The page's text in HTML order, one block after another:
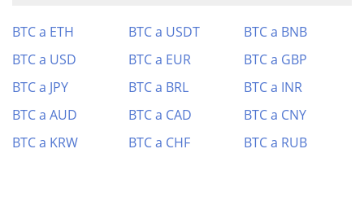
BTC a ETH BTC a USDT
BTC a BNB
BTC a USD
BTC a EUR
BTC a GBP
BTC a JPY
BTC a BRL
BTC a INR
BTC a AUD
BTC a CAD
BTC a CNY
BTC a KRW
BTC a CHF BTC a RUB